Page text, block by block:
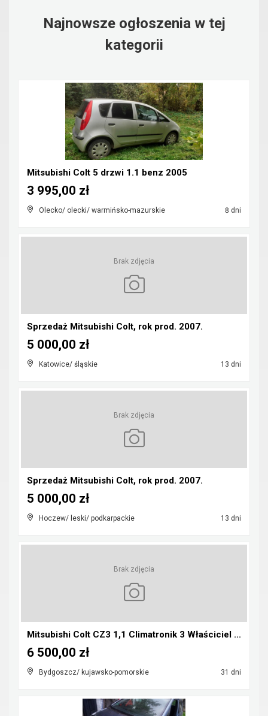
Najnowsze ogłoszenia w tej
kategorii
Mitsubishi Colt 5 drzwi 1.1 benz 2005
Olecko/ olecki/ warmińsko-mazurskie 8 dni
3 995,00 zł
Brak zdjęcia
Sprzedaż Mitsubishi Colt, rok prod. 2007.
Katowice/ śląskie 13 dni
5 000,00 zł
Brak zdjęcia
Sprzedaż Mitsubishi Colt, rok prod. 2007.
Hoczew/ leski/ podkarpackie 13 dni
5 000,00 zł
Brak zdjęcia
Mitsubishi Colt CZ3 1,1 Climatronik 3 Właściciel ...
Bydgoszcz/ kujawsko-pomorskie 31 dni
6 500,00 zł